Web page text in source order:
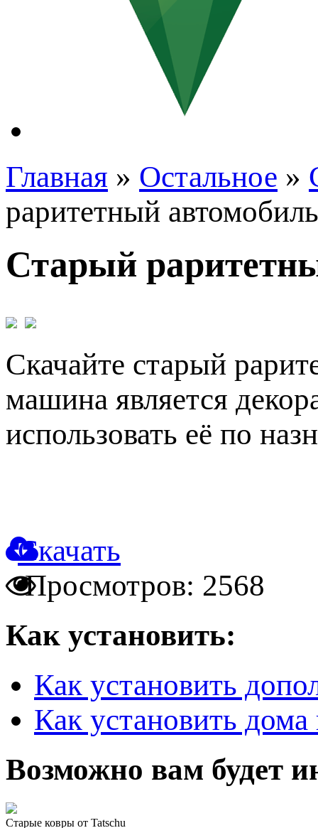
Главная » Остальное »
раритетный
Старый
Скачайте старый
машина является
использовать её по
Скачать
Просмотров: 2568
Как установить:
Как установить
Как установить
Возможно вам будет
Старые ковры от Tatschu